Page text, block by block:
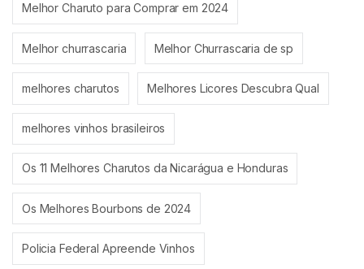
Melhor Charuto para Comprar em 2024
Melhor churrascaria Melhor Churrascaria de sp
melhores charutos Melhores Licores Descubra Qual
melhores vinhos brasileiros
Os 11 Melhores Charutos da Nicarágua e Honduras
Os Melhores Bourbons de 2024
Policia Federal Apreende Vinhos